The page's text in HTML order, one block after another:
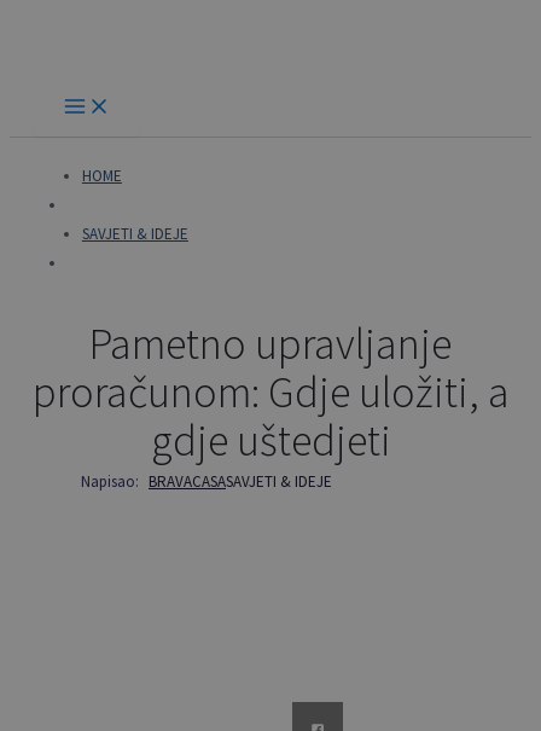
HOME
SAVJETI & IDEJE
Pametno upravljanje
proračunom: Gdje uložiti, a
gdje uštedjeti
Napisao: BRAVACASASAVJETI & IDEJE